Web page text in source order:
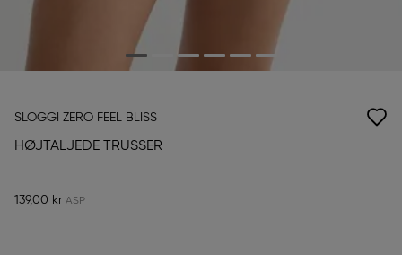
SLOGGI ZERO FEEL BLISS
HØJTALJEDE TRUSSER
139,00 kr